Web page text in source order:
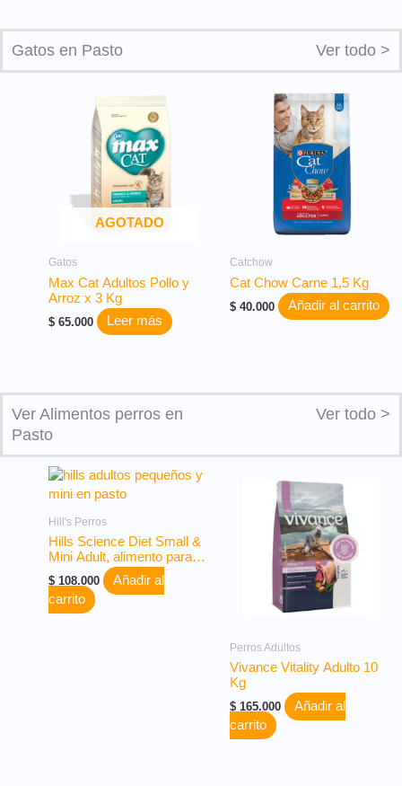
Gatos en Pasto Ver todo >
AGOTADO
Gatos
Max Cat Adultos Pollo y
Arroz x 3 Kg
$65.000 Leer más
Catchow
Cat Chow Carne 1,5 Kg
$40.000 Añadir al carrito
Ver Alimentos perros en
Pasto
Ver todo >
Hill's Perros
Hills Science Diet Small &
Mini Adult, alimento para
perros adultos de razas
pequeñas y miniatura x
4.5lb o 2 Kg
$108.000
Añadir al
carrito
Perros Adultos
Vivance Vitality Adulto 10
Kg
$165.000
Añadir al
carrito